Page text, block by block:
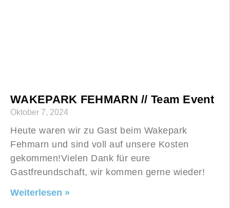
WAKEPARK FEHMARN // Team Event
Oktober 7, 2024
Heute waren wir zu Gast beim Wakepark
Fehmarn und sind voll auf unsere Kosten
gekommen!Vielen Dank für eure
Gastfreundschaft, wir kommen gerne wieder!
Weiterlesen »